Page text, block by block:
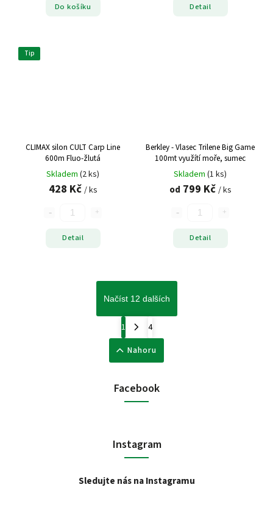
Do košíku Detail
Tip
CLIMAX silon CULT Carp Line
600m Fluo-žlutá
Skladem (2 ks)
428 Kč / ks
Detail
Berkley - Vlasec Trilene Big Game
100mt využítí moře, sumec
Skladem (1 ks)
od 799 Kč / ks
Detail
Načíst 12 dalších
1
4
Nahoru
Facebook
Instagram
Sledujte nás na Instagramu